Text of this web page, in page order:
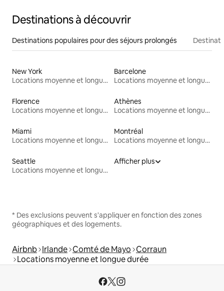
Destinations à découvrir
Destinations populaires pour des séjours prolongés
New York
Locations moyenne et longue durée
Barcelone
Locations moyenne et longue durée
Florence
Locations moyenne et longue durée
Athènes
Locations moyenne et longue durée
Miami
Locations moyenne et longue durée
Montréal
Locations moyenne et longue durée
Seattle
Locations moyenne et longue durée
Afficher plus
* Des exclusions peuvent s'appliquer en fonction des zones
géographiques et des logements.
Airbnb Irlande Comté de Mayo Corraun
Locations moyenne et longue durée